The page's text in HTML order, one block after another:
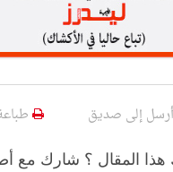
أرسل إلى صديق
المقال ؟ شارك مع